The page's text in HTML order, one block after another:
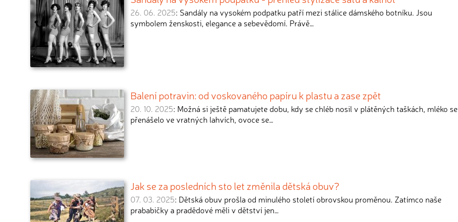
26. 06. 2025: Sandály na vysokém podpatku patří mezi stálice dámského botníku. Jsou
symbolem ženskosti, elegance a sebevědomí. Právě…
Balení potravin: od voskovaného papíru k plastu a zase zpět
20. 10. 2025: Možná si ještě pamatujete dobu, kdy se chléb nosil v plátěných taškách, mléko se
přenášelo ve vratných lahvích, ovoce se…
Jak se za posledních sto let změnila dětská obuv?
07. 03. 2025: Dětská obuv prošla od minulého století obrovskou proměnou. Zatímco naše
prababičky a pradědové měli v dětství jen…